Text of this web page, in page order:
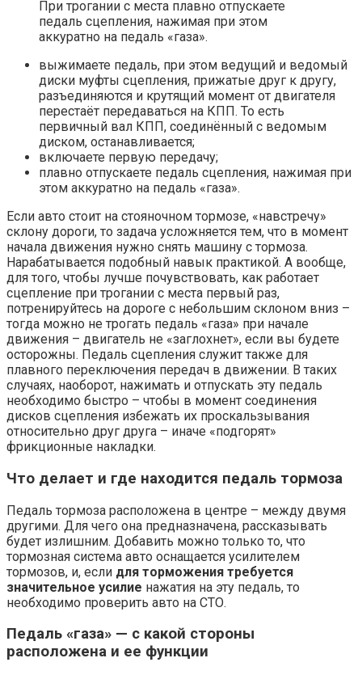
При трогании с места плавно отпускаете
педаль сцепления, нажимая при этом
аккуратно на педаль «газа».
выжимаете педаль, при этом ведущий и ведомый
диски муфты сцепления, прижатые друг к другу,
разъединяются и крутящий момент от двигателя
перестаёт передаваться на КПП. То есть
первичный вал КПП, соединённый с ведомым
диском, останавливается;
включаете первую передачу;
плавно отпускаете педаль сцепления, нажимая при
этом аккуратно на педаль «газа».
Если авто стоит на стояночном тормозе, «навстречу»
склону дороги, то задача усложняется тем, что в момент
начала движения нужно снять машину с тормоза.
Нарабатывается подобный навык практикой. А вообще,
для того, чтобы лучше почувствовать, как работает
сцепление при трогании с места первый раз,
потренируйтесь на дороге с небольшим склоном вниз –
тогда можно не трогать педаль «газа» при начале
движения – двигатель не «заглохнет», если вы будете
осторожны. Педаль сцепления служит также для
плавного переключения передач в движении. В таких
случаях, наоборот, нажимать и отпускать эту педаль
необходимо быстро – чтобы в момент соединения
дисков сцепления избежать их проскальзывания
относительно друг друга – иначе «подгорят»
фрикционные накладки.
Что делает и где находится педаль тормоза
Педаль тормоза расположена в центре – между двумя
другими. Для чего она предназначена, рассказывать
будет излишним. Добавить можно только то, что
тормозная система авто оснащается усилителем
тормозов, и, если для торможения требуется
значительное усилие нажатия на эту педаль, то
необходимо проверить авто на СТО.
Педаль «газа» — с какой стороны
расположена и ее функции